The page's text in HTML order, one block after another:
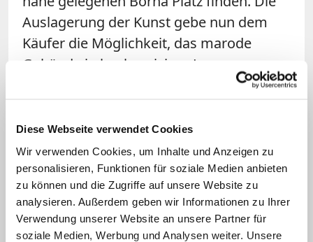
Diese Webseite verwendet Cookies
Wir verwenden Cookies, um Inhalte und Anzeigen zu
personalisieren, Funktionen für soziale Medien anbieten
zu können und die Zugriffe auf unsere Website zu
analysieren. Außerdem geben wir Informationen zu Ihrer
Verwendung unserer Website an unsere Partner für
soziale Medien, Werbung und Analysen weiter. Unsere
Auslagerung der Kunst gebe nun dem
Käufer die Möglichkeit, das marode
Gebäude in hochpreisiger Lage
abzureißen, so der Propst. Über den
Entwidmung der Kirche liegt Kühn seit
längerem mit der Propsteigemeinde im
Rechtsstreit. Im Mai 2015 war die Pfarrei
in einen knapp 30 Millionen Euro teuren
Kirchenneubau in der Innenstadt
umgesiedelt.